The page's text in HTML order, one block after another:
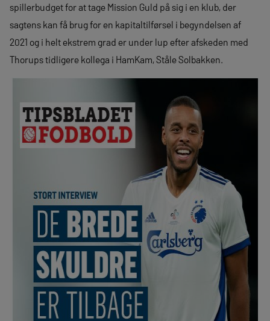
spillerbudget for at tage Mission Guld på sig i en klub, der
sagtens kan få brug for en kapitaltilførsel i begyndelsen af
2021 og i helt ekstrem grad er under lup efter afskeden med
Thorups tidligere kollega i HamKam, Ståle Solbakken.